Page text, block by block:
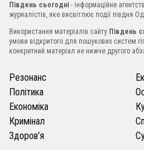
Південь сьогодні - інформаційне
журналістів, яке висвітлює події півдня
Використання матеріалів сайту Південь
умови відкритого для пошукових систем
конкретний матеріал не нижче другого
Резонанс
Політика
Економіка
Кримінал
Здоров’я